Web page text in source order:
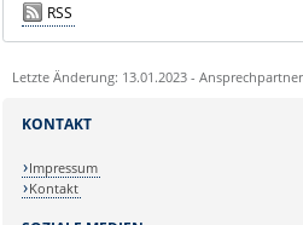
RSS
Letzte Änderung: 13.01.2023 -
KONTAKT
Impressum
Kontakt